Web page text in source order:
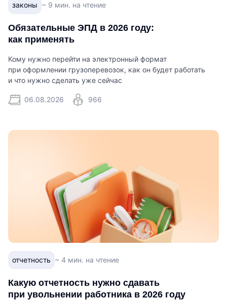
законы ~ 9 мин. на чтение
Обязательные ЭПД в 2026 году:
как применять
Кому нужно перейти на электронный формат
при оформлении грузоперевозок, как он будет работать
и что нужно сделать уже сейчас
06.08.2026 966
отчетность ~ 4 мин. на чтение
Какую отчетность нужно сдавать
при увольнении работника в 2026 году